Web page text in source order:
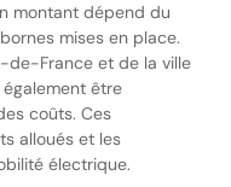
montant dépend du
mises en place.
de-France et de la ville
être
coûts. Ces
alloués et les
électrique.